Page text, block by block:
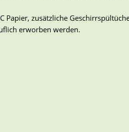
Papier, zusätzliche
erworben werden.